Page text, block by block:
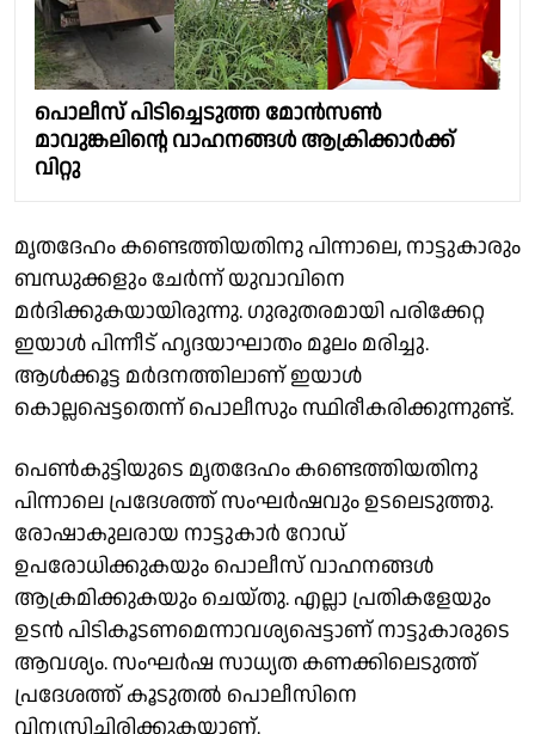
പൊലീസ് പിടിച്ചെടുത്ത മോന്‍സൺ
മാവുങ്കലിന്റെ വാഹനങ്ങള്‍ ആക്രിക്കാര്‍ക്ക്
വിറ്റു
മൃതദേഹം കണ്ടെത്തിയതിനു പിന്നാലെ, നാട്ടുകാരും
ബന്ധുക്കളും ചേര്‍ന്ന് യുവാവിനെ
മര്‍ദിക്കുകയായിരുന്നു. ഗുരുതരമായി പരിക്കേറ്റ
ഇയാള്‍ പിന്നീട് ഹൃദയാഘാതം മൂലം മരിച്ചു.
ആള്‍ക്കൂട്ട മര്‍ദനത്തിലാണ് ഇയാള്‍
കൊല്ലപ്പെട്ടതെന്ന് പൊലീസും സ്ഥിരീകരിക്കുന്നുണ്ട്.
പെണ്‍കുട്ടിയുടെ മൃതദേഹം കണ്ടെത്തിയതിനു
പിന്നാലെ പ്രദേശത്ത് സംഘര്‍ഷവും ഉടലെടുത്തു.
രോഷാകുലരായ നാട്ടുകാര്‍ റോഡ്
ഉപരോധിക്കുകയും പൊലീസ് വാഹനങ്ങള്‍
ആക്രമിക്കുകയും ചെയ്തു. എല്ലാ പ്രതികളേയും
ഉടന്‍ പിടികൂടണമെന്നാവശ്യപ്പെട്ടാണ് നാട്ടുകാരുടെ
ആവശ്യം. സംഘര്‍ഷ സാധ്യത കണക്കിലെടുത്ത്
പ്രദേശത്ത് കൂടുതല്‍ പൊലീസിനെ
വിന്യസിച്ചിരിക്കുകയാണ്.